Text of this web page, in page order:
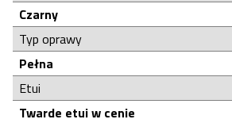
Czarny
Typ oprawy
Pełna
Etui
Twarde etui w cenie